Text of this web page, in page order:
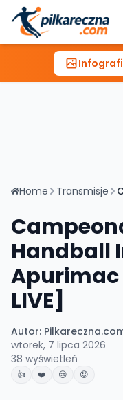
Home Transmisje
Handball
Apurimac
LIVE]
Autor:
wtorek, 7 lipca 2026
38 wyświetleń
👍 ❤️ 😢 😡